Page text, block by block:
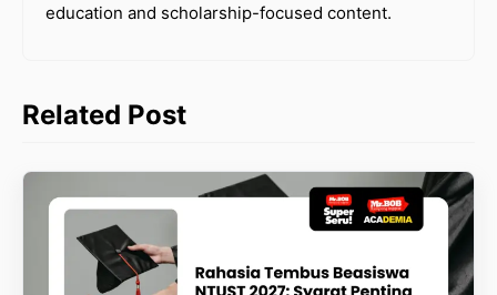
education and scholarship-focused content.
Related Post